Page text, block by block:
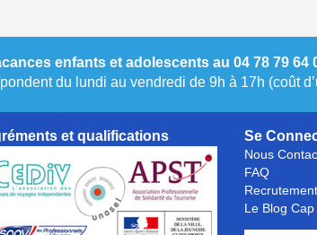
enfants et adolescents au 04 78 79 64
du lundi au vendredi de 9h à 17h (coût
et qualifications Se
Nous
FAQ
Recrutement
Le Blog